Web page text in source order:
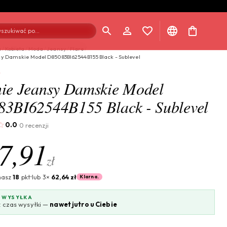
po...
/Kobieta/Moda/Jeansy/Flare/
Damskie Model D85083BI62544B155 Black - Sublevel
Jeansy Damskie Model
Black - Sublevel
0.0 ·0 recenzji
zł
18 pktlub 3× 62,64 zł Klarna.
czas wysyłki — nawet jutro u Ciebie